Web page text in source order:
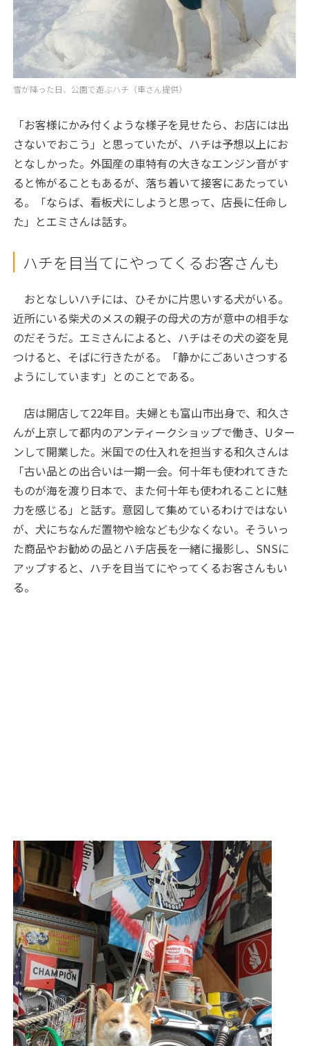
雪が降った日、公園で遊ぶハチ（車さん提供）
「お客様にかみ付くような様子を見せたら、お店には出
さないでおこう」と思っていたが、ハチは予想以上にお
となしかった。外国産の車特有の大きなエンジン音がす
ると怖がることもあるが、落ち着いて接客にあたってい
る。「ならば、看板犬にしようと思って、店長に任命し
た」とエミさんは話す。
ハチを目当てにやってくるお客さんも
おとなしいハチには、ひそかに片思いする犬がいる。
近所にいる柴犬のメスの親子の母犬の方が意中の相手な
のだそうだ。エミさんによると、ハチはその犬の姿を見
つけると、そばに行きたがる。「静かにごあいさつする
ようにしています」とのことである。
店は開店して22年目。夫婦とも富山市出身で、和久さ
んが上京して都内のアンティークショップで働き、Uター
ンして開業した。米国での仕入れを担当する和久さんは
「古い品との出合いは一期一会。何十年も使われてきた
ものが海を渡り日本で、また何十年も使われることに魅
力を感じる」と話す。意図して集めているわけではない
が、犬にちなんだ置物や絵なども少なくない。そういっ
た商品やお勧めの品とハチ店長を一緒に撮影し、SNSに
アップすると、ハチを目当てにやってくるお客さんもい
る。